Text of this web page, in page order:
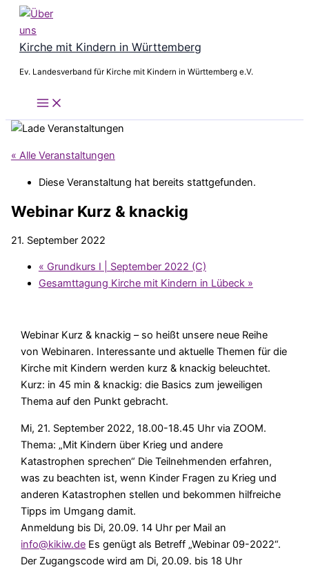
Zum
springen
Kirche mit Kindern in Württemberg
Ev. Landesverband für Kirche mit Kindern in Württemberg e.V.
« Alle Veranstaltungen
Diese Veranstaltung hat bereits stattgefunden.
Webinar Kurz & knackig
21. September 2022
« Grundkurs I | September 2022 (C)
Gesamttagung Kirche mit Kindern in Lübeck »
Webinar Kurz & knackig – so heißt unsere neue Reihe
von Webinaren. Interessante und aktuelle Themen für die
Kirche mit Kindern werden kurz & knackig beleuchtet.
Kurz: in 45 min & knackig: die Basics zum jeweiligen
Thema auf den Punkt gebracht.
Mi, 21. September 2022, 18.00-18.45 Uhr via ZOOM.
Thema: „Mit Kindern über Krieg und andere
Katastrophen sprechen“ Die Teilnehmenden erfahren,
was zu beachten ist, wenn Kinder Fragen zu Krieg und
anderen Katastrophen stellen und bekommen hilfreiche
Tipps im Umgang damit.
Anmeldung bis Di, 20.09. 14 Uhr per Mail an
info@kikiw.de Es genügt als Betreff „Webinar 09-2022“.
Der Zugangscode wird am Di, 20.09. bis 18 Uhr